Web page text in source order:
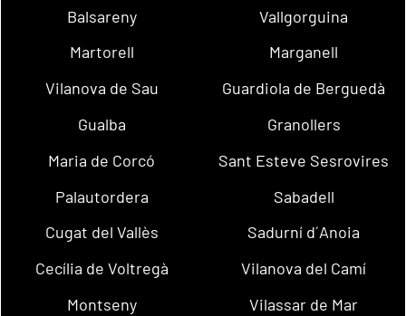
Balsareny
Vallgorguina
Martorell
Marganell
Vilanova de Sau
Guardiola de Berguedà
Gualba
Granollers
Maria de Corcó
Sant Esteve Sesrovires
Palautordera
Sabadell
Cugat del Vallès
Sadurní d´Anoia
Cecília de Voltregà
Vilanova del Camí
Montseny
Vilassar de Mar